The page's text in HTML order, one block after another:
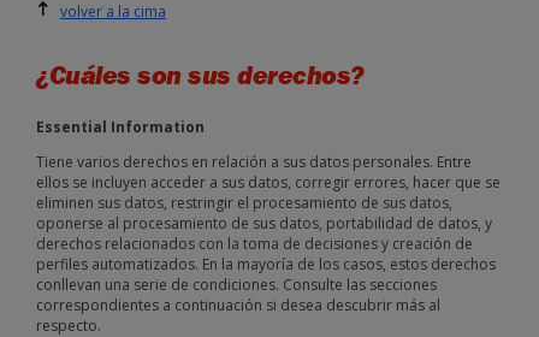
volver a la cima
¿Cuáles son sus derechos?
Essential Information
Tiene varios derechos en relación a sus datos personales. Entre
ellos se incluyen acceder a sus datos, corregir errores, hacer que se
eliminen sus datos, restringir el procesamiento de sus datos,
oponerse al procesamiento de sus datos, portabilidad de datos, y
derechos relacionados con la toma de decisiones y creación de
perfiles automatizados. En la mayoría de los casos, estos derechos
conllevan una serie de condiciones. Consulte las secciones
correspondientes a continuación si desea descubrir más al
respecto.